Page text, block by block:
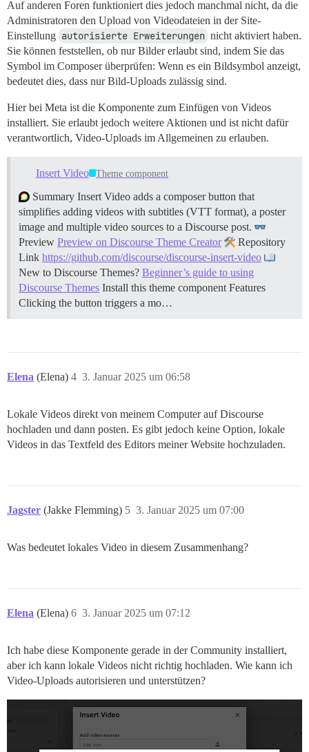
Auf anderen Foren funktioniert dies jedoch manchmal nicht, da die
Administratoren den Upload von Videodateien in der Site-
Einstellung autorisierte Erweiterungen nicht aktiviert haben.
Sie können feststellen, ob nur Bilder erlaubt sind, indem Sie das
Symbol im Composer überprüfen: Wenn es ein Bildsymbol anzeigt,
bedeutet dies, dass nur Bild-Uploads zulässig sind.
Hier bei Meta ist die Komponente zum Einfügen von Videos
installiert. Sie erlaubt jedoch weitere Aktionen und ist nicht dafür
verantwortlich, Video-Uploads im Allgemeinen zu erlauben.
Insert Video Theme component
Summary Insert Video adds a composer button that
simplifies adding videos with subtitles (VTT format), a poster
image and multiple video sources to a Discourse post.
Preview Preview on Discourse Theme Creator
Repository
Link https://github.com/discourse/discourse-insert-video
New to Discourse Themes? Beginner’s guide to using
Discourse Themes Install this theme component Features
Clicking the button triggers a mo…
Elena (Elena) 3. Januar 2025 um 06:58
4
Lokale Videos direkt von meinem Computer auf Discourse
hochladen und dann posten. Es gibt jedoch keine Option, lokale
Videos in das Textfeld des Editors meiner Website hochzuladen.
Jagster (Jakke Flemming) 3. Januar 2025 um 07:00
5
Was bedeutet lokales Video in diesem Zusammenhang?
Elena (Elena) 3. Januar 2025 um 07:12
6
Ich habe diese Komponente gerade in der Community installiert,
aber ich kann lokale Videos nicht richtig hochladen. Wie kann ich
Video-Uploads autorisieren und unterstützen?